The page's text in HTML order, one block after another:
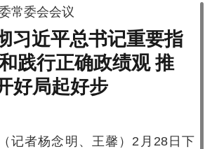
常委会会议
习近平总书记重要指
践行正确政绩观 推
好局起好步
记者杨念明、王馨）2月28日下